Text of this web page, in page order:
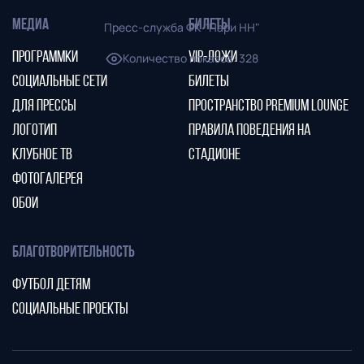
Пресс-служба ФК "Пари НН"
Количество показов:328
МЕДИА
ПРОГРАММКИ
СОЦИАЛЬНЫЕ СЕТИ
ДЛЯ ПРЕССЫ
ЛОГОТИП
КЛУБНОЕ ТВ
ФОТОГАЛЕРЕЯ
ОБОИ
БИЛЕТЫ
VIP-ЛОЖИ
БИЛЕТЫ
ПРОСТРАНСТВО PREMIUM LOUNGE
ПРАВИЛА ПОВЕДЕНИЯ НА
СТАДИОНЕ
БЛАГОТВОРИТЕЛЬНОСТЬ
ФУТБОЛ ДЕТЯМ
СОЦИАЛЬНЫЕ ПРОЕКТЫ